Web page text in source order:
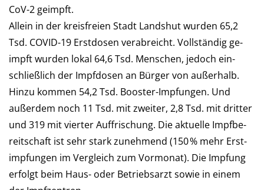
CoV-2 geimpft.
Allein in der kreis­freien Stadt Landshut wur­den 65,2
Tsd. COVID-19 Erst­dosen verabreicht. Voll­stän­dig ge­
impft wurden lokal 64,6 Tsd. Men­schen, je­doch ein­
schließ­lich der Impf­do­sen an Bür­ger von außerhalb.
Hinzu kommen 54,2 Tsd. Booster-Impfungen. Und
außer­dem noch 11 Tsd. mit zwei­ter, 2,8 Tsd. mit drit­ter
und 319 mit vier­ter Auf­frischung. Die aktu­elle Impf­be­
reit­schaft ist sehr stark zunehmend (150 % mehr Erst­
imp­fun­gen im Ver­gleich zum Vor­mo­nat). Die Imp­fung
er­folgt beim Haus- oder Betriebs­arzt so­wie in einem